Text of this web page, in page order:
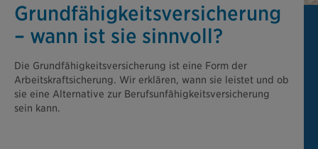
Grundfähigkeits­versicherung
– wann ist sie sinnvoll?
Die Grundfähigkeitsversicherung ist eine Form der
Arbeitskraftsicherung. Wir erklären, wann sie leistet und ob
sie eine Alternative zur Berufsunfähigkeitsversicherung
sein kann.